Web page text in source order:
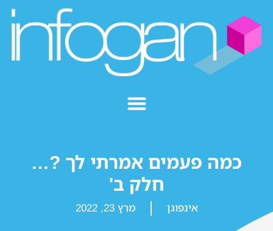
כמה פעמים אמרתי לך ?…
חלק ב'
אינפוגן מרץ 23, 2022